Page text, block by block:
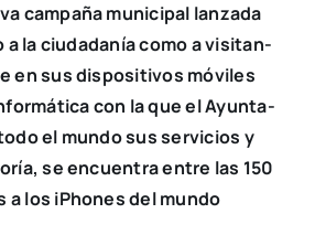
cam­pa­ña muni­ci­pal lan­za­da
a la ciu­da­da­nía como a visi­tan­
en sus dis­po­si­ti­vos móvi­les
con la que el Ayun­ta­
el mun­do sus ser­vi­cios y
se encuen­tra entre las 150
a los iPho­nes del mun­do